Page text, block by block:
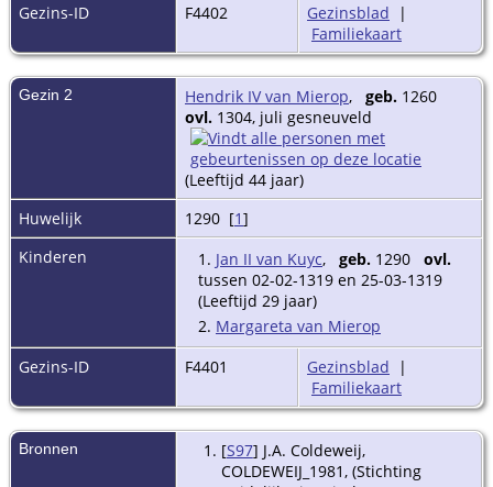
Gezins-ID
F4402 Gezinsblad |
Familiekaart
Gezin 2 Hendrik IV van Mierop, geb. 1260
ovl. 1304, juli gesneuveld
(Leeftijd 44 jaar)
Huwelijk
1290 [1]
Kinderen
1. Jan II van Kuyc, geb. 1290 ovl.
tussen 02-02-1319 en 25-03-1319
(Leeftijd 29 jaar)
2. Margareta van Mierop
Gezins-ID
F4401 Gezinsblad |
Familiekaart
Bronnen [S97] J.A. Coldeweij,
COLDEWEIJ_1981, (Stichting